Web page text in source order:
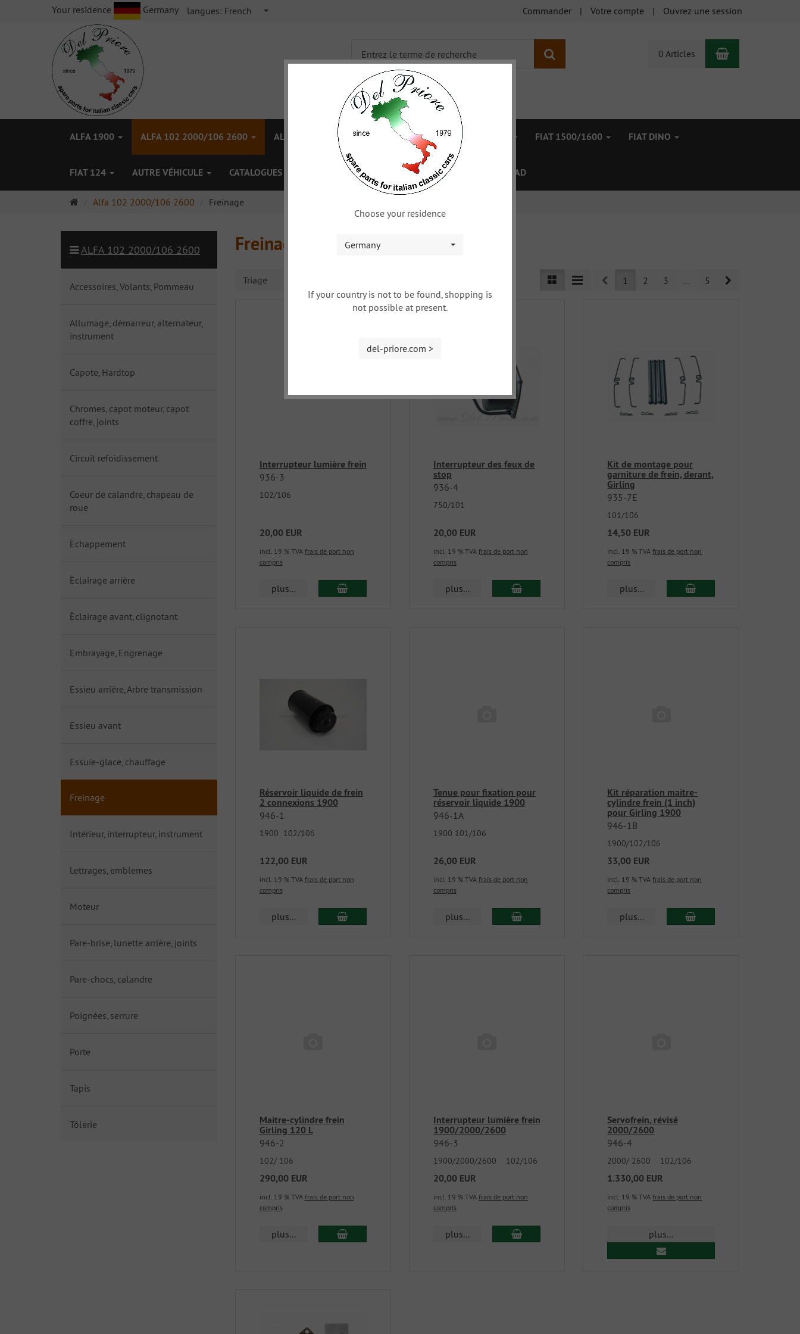
Your residence Germany langues: French Commander Votre compte Ouvrez une session
0 Articles Panier
ALFA 1900 ALFA 102 2000/106 2600 ALFA 750/101 ALFA 105/115 FIAT TOPOLINO FIAT 1500/1600 FIAT DINO
FIAT 124 AUTRE VÉHICULE CATALOGUES OFFRES SPÉCIAL COUPON XY DOWNLOAD
PageAlfa 102 2000/106 2600 Freinage
Freinage
Triage Prev1 2 3 ... 5 Next
Interrupteur lumière frein
936-3
102/106
20,00 EUR
incl. 19 % TVA frais de port non
compris
plus...
Interrupteur des feux de
stop
936-4
750/101
20,00 EUR
incl. 19 % TVA frais de port non
compris
plus...
Kit de montage pour
garniture de frein, derant,
Girling
935-7E
101/106
14,50 EUR
incl. 19 % TVAfrais de port non
compris
plus...
Réservoir liquide de frein
2 connexions 1900
946-1
1900 102/106
122,00 EUR
incl. 19 % TVA frais de port non
compris
plus...
Tenue pour fixation pour
réservoir liquide 1900
946-1A
1900 101/106
26,00 EUR
incl. 19 % TVA frais de port non
compris
plus...
Kit réparation maitre-
cylindre frein (1 inch)
pour Girling 1900
946-1B
1900/102/106
33,00 EUR
incl. 19 % TVAfrais de port non
compris
plus...
Maitre-cylindre frein
Girling 120 L
946-2
102/ 106
290,00 EUR
incl. 19 % TVA frais de port non
compris
plus...
Interrupteur lumière frein
1900/2000/2600
946-3
1900/2000/2600 102/106
20,00 EUR
incl. 19 % TVA frais de port non
compris
plus...
Servofrein, révisé
2000/2600
946-4
2000/ 2600 102/106
1.330,00 EUR
incl. 19 % TVAfrais de port non
compris
plus...
ALFA 102 2000/106 2600
Accessoires, Volants, Pommeau
Allumage, dèmarreur, alternateur,
instrument
Capote, Hardtop
Chromes, capot moteur, capot
coffre, joints
Circuit refoidissement
Coeur de calandre, chapeau de
roue
Èchappement
Èclairage arrière
Èclairage avant, clignotant
Embrayage, Engrenage
Essieu arrière, Arbre transmission
Essieu avant
Essuie-glace, chauffage
Freinage
Intérieur, interrupteur, instrument
Lettrages, emblemes
Moteur
Pare-brise, lunette arrière, joints
Pare-chocs, calandre
Poignées, serrure
Porte
Tapis
Tôlerie
Choose your residence
Germany
If your country is not to be found, shopping is
not possible at present.
del-priore.com >